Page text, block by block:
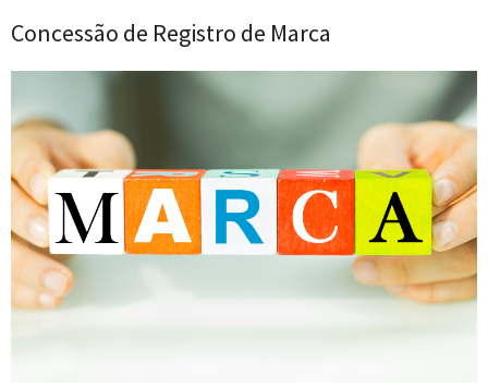
Concessão de Registro de Marca